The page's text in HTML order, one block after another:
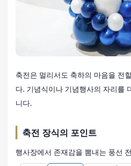
축전은 멀리서도 축하의 마음을 전
다. 기념식이나 기념행사의 자리를
니다.
축전 장식의 포인트
행사장에서 존재감을 뽐내는 풍선